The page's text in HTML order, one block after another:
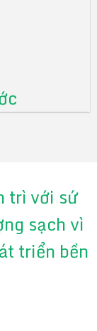
trì với sứ
sạch vì
triển bền